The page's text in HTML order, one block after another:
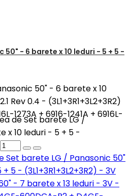
50" - 6 barete x 10 leduri - 5 + 5 -
50" - 6 barete x 10
Rev 0.4 - (3L1+3R1+3L2+3R2)
1273A + 6916-1241A + 6916L-
de Set barete LG /
x 10 leduri - 5 + 5 -
Set barete LG / Panasonic 50"
5 - (3L1+3R1+3L2+3R2) - 3V